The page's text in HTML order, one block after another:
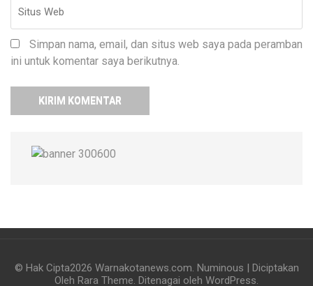
Simpan nama, email, dan situs web saya pada peramban
ini untuk komentar saya berikutnya.
© Hak Cipta2026 Warnakotanews.com. Numinous | Diciptakan
Oleh Rara Theme. Ditenagai oleh WordPress.